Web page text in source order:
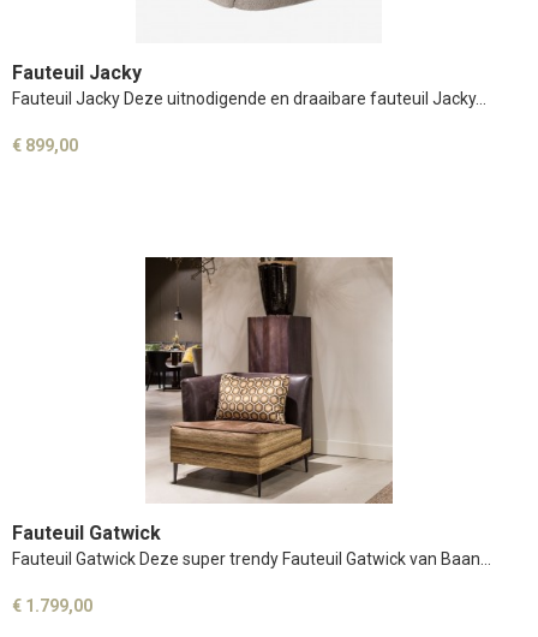
Fauteuil Jacky
Fauteuil Jacky Deze uitnodigende en draaibare fauteuil Jacky…
€ 899,00
Fauteuil Gatwick
Fauteuil Gatwick Deze super trendy Fauteuil Gatwick van Baan…
€ 1.799,00